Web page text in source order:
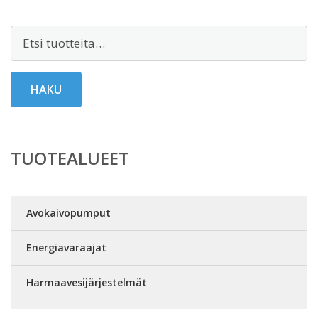
Etsi:
HAKU
TUOTEALUEET
Avokaivopumput
Energiavaraajat
Harmaavesijärjestelmät